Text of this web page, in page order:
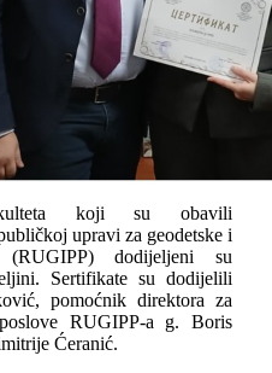
koji su obavili
upravi za geodetske i
(RUGIPP) dodijeljeni su
Sertifikate su dodijelili
pomoćnik direktora za
RUGIPP-a g. Boris
Ćeranić.